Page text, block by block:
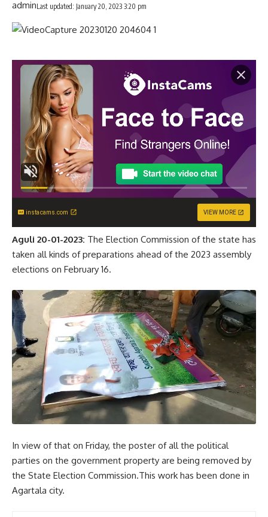
Last updated: January 20, 2023 3:20 pm
instacams.com VIEW MORE
Aguli 20-01-2023: The Election Commission of the state has
taken all kinds of preparations ahead of the 2023 assembly
elections on February 16.
In view of that on Friday, the poster of all the political
parties on the government property are being removed by
the State Election Commission.This work has been done in
Agartala city.